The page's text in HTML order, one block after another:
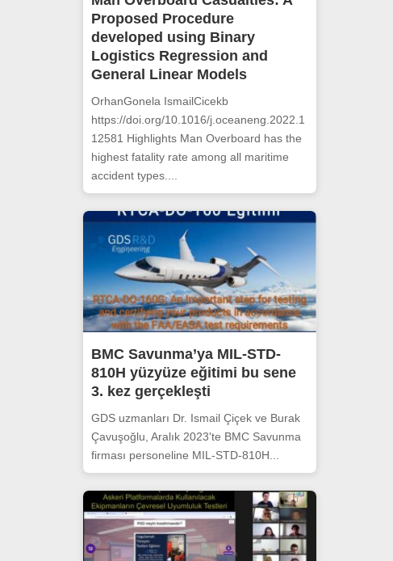
Proposed Procedure
developed using Binary
Logistics Regression and
General Linear Models
OrhanGonela IsmailCicekb
https://doi.org/10.1016/j.oceaneng.2022.1
12581 Highlights Man Overboard has the
highest fatality rate among all maritime
accident types....
BMC Savunma’ya MIL-STD-
810H yüzyüze eğitimi bu sene
3. kez gerçekleşti
GDS uzmanları Dr. Ismail Çiçek ve Burak
Çavuşoğlu, Aralık 2023'te BMC Savunma
firması personeline MIL-STD-810H...